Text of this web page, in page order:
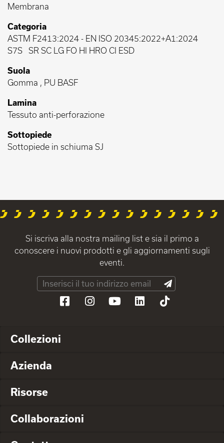
Membrana
Categoria
ASTM F2413:2024 - EN ISO 20345:2022+A1:2024
S7S
SR SC LG FO HI HRO CI ESD
Suola
Gomma , PU BASF
Lamina
Tessuto anti-perforazione
Sottopiede
Sottopiede in schiuma SJ
Si iscriva alla nostra mailing list e sia il primo a
conoscere i nuovi prodotti e gli aggiornamenti sugli
eventi.
Collezioni
Azienda
Risorse
Collaborazioni